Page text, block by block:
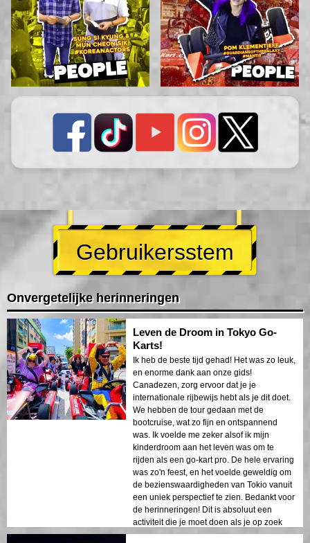
Gebruikersstem
Onvergetelijke herinneringen
Leven de Droom in Tokyo Go-
Karts!
Ik heb de beste tijd gehad! Het was zo leuk,
en enorme dank aan onze gids!
Canadezen, zorg ervoor dat je je
internationale rijbewijs hebt als je dit doet.
We hebben de tour gedaan met de
bootcruise, wat zo fijn en ontspannend
was. Ik voelde me zeker alsof ik mijn
kinderdroom aan het leven was om te
rijden als een go-kart pro. De hele ervaring
was zo'n feest, en het voelde geweldig om
de bezienswaardigheden van Tokio vanuit
een uniek perspectief te zien. Bedankt voor
de herinneringen! Dit is absoluut een
activiteit die je moet doen als je op zoek
bent naar avontuur in Tokio!